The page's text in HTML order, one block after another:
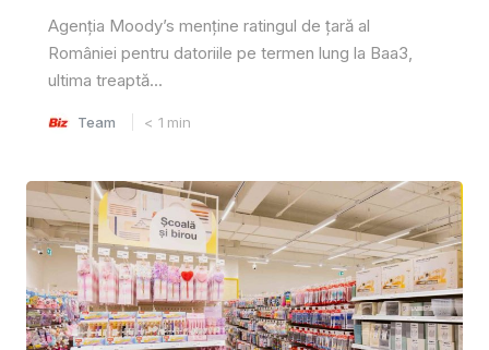
Agenția Moody’s menține ratingul de țară al
României pentru datoriile pe termen lung la Baa3,
ultima treaptă...
Team < 1 min